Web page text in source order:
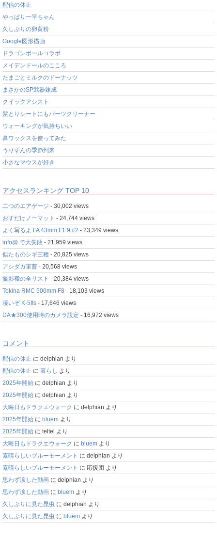
配信の休止
やっぱり一平ちゃん
久しぶりの卵黄粉
Google図形描画
ドラゴンボールコラボ
メイデンドールのこころ
たまごとミルクのドーナッツ
まさかのSP武器錬成
クイックアシスト
髪とりシートにもパーツクリーナー
ウォーキングが気持ちいい
鼻ワックスを使ってみた
うりずんの季節到来
小さなマウスが好き
アクセスランキング TOP 10
二つのエアゲージ - 30,002 views
おすだけノーマット - 24,744 views
よく写るよ FA 43mm F1.9 #2 - 23,349 views
info@ で大失敗 - 21,959 views
似たものシギ三種 - 20,825 views
アシダカ軍曹 - 20,568 views
撮影種の全リスト - 20,384 views
Tokina RMC 500mm F8 - 18,103 views
凄いぞ K-5IIs - 17,646 views
DA★300使用時のカメラ設定 - 16,972 views
コメント
配信の休止 に delphian より
配信の休止 に 暮らし より
2025年開始 に delphian より
2025年開始 に delphian より
大晦日もドラクエウォーク に delphian より
2025年開始 に bluem より
2025年開始 に teltel より
大晦日もドラクエウォーク に bluem より
素晴らしいブルーモーメント に delphian より
素晴らしいブルーモーメント に 応援団 より
思わず涙した動画 に delphian より
思わず涙した動画 に bluem より
久しぶりに見た昆虫 に delphian より
久しぶりに見た昆虫 に bluem より